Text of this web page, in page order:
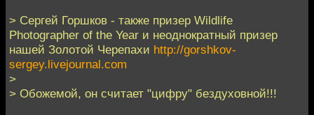
> Сергей Горшков - также призер Wildlife
Photographer of the Year и неоднократный призер
нашей Золотой Черепахи http://gorshkov-
sergey.livejournal.com
>
> Обожемой, он считает "цифру" бездуховной!!!